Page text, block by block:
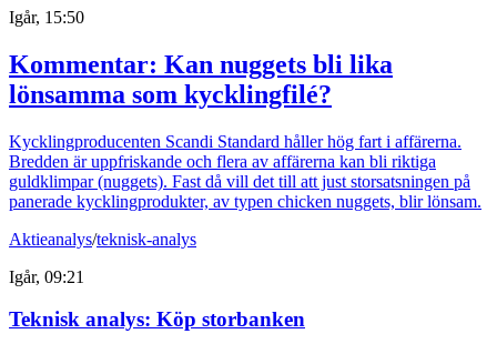
Igår, 15:50
Kommentar: Kan nuggets bli lika
lönsamma som kycklingfilé?
Kycklingproducenten Scandi Standard håller hög fart i affärerna.
Bredden är uppfriskande och flera av affärerna kan bli riktiga
guldklimpar (nuggets). Fast då vill det till att just storsatsningen på
panerade kycklingprodukter, av typen chicken nuggets, blir lönsam.
Aktieanalys/teknisk-analys
Igår, 09:21
Teknisk analys: Köp storbanken